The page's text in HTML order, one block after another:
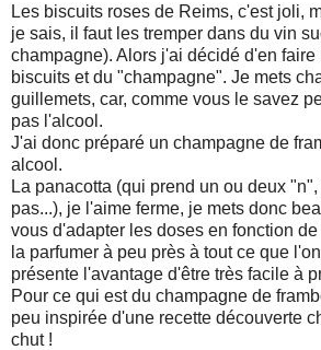
Les biscuits roses de Reims, c'est joli,
je sais, il faut les tremper dans du vin
champagne). Alors j'ai décidé d'en faire
biscuits et du "champagne". Je mets
guillemets, car, comme vous le savez
pas l'alcool.
J'ai donc préparé un champagne de
alcool.
La panacotta (qui prend un ou deux
pas...), je l'aime ferme, je mets donc
vous d'adapter les doses en fonction
la parfumer à peu près à tout ce que
présente l'avantage d'être très facile à
Pour ce qui est du champagne de
peu inspirée d'une recette découverte
chut !